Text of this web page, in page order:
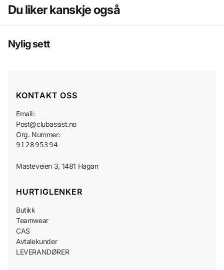
Du liker kanskje også
Nylig sett
KONTAKT OSS
Email:
Post@clubassist.no
Org. Nummer:
912895394
Masteveien 3, 1481 Hagan
HURTIGLENKER
Butikk
Teamwear
CAS
Avtalekunder
LEVERANDØRER